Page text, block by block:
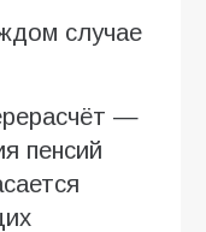
случае
—
пенсий